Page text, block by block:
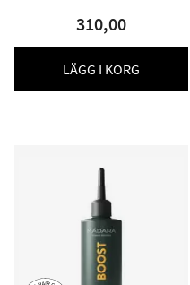
310,00
LÄGG I KORG